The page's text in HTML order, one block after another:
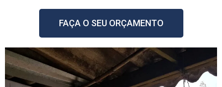
FAÇA O SEU ORÇAMENTO